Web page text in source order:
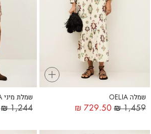
+
שמלה OELIA
₪1,459
₪ 729.50
שמלת מיני TEODORA
₪1,244